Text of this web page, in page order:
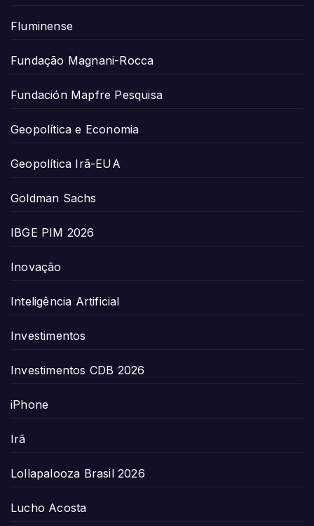
Fluminense
Fundação Magnani-Rocca
Fundación Mapfre Pesquisa
Geopolítica e Economia
Geopolítica Irã-EUA
Goldman Sachs
IBGE PIM 2026
Inovação
Inteligência Artificial
Investimentos
Investimentos CDB 2026
iPhone
Irã
Lollapalooza Brasil 2026
Lucho Acosta